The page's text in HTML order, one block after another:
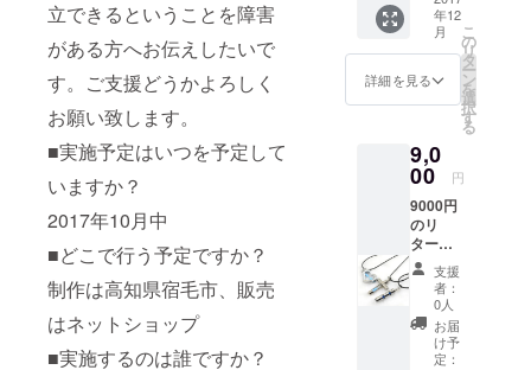
立できるということを障害
がある方へお伝えしたいで
す。ご支援どうかよろしく
お願い致します。
■実施予定はいつを予定して
いますか？
2017年10月中
■どこで行う予定ですか？
制作は高知県宿毛市、販売
はネットショップ
■実施するのは誰ですか？
レゼン
ト。※画
像はサ
ンプル
する
ネック
は異な
りま
す。
が撮っ
た地元
のベス
ト
ショッ
添付）
と3000
円相当
の自宅
STORE
で作成
したオ
リジナ
ルアク
セサ
リーア
イテム
年12
月
詳細を見る
こ
の
リ
タ
ー
ン
を
選
択
す
る
9,0
00 円
9000円
のリ
ターン
は感謝
の気持
ちを込
めたサ
ンクス
メール
支援
者：
0人
お届
け予
定：